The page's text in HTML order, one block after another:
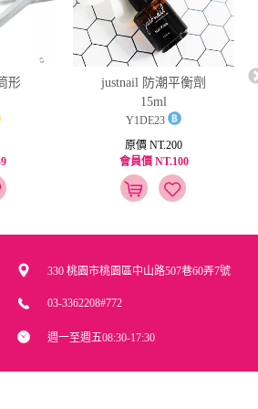
形
justnail 防潮平衡劑
15ml
Y1DE23
原價 NT.200
會員價 NT.100
330 桃園市桃園區中山路507巷60弄7號
03-3362208#772
週一至週五08:30-17:30